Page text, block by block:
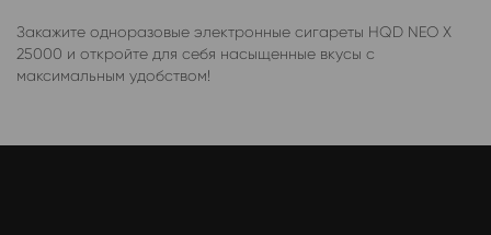
Закажите одноразовые электронные сигареты HQD NEO X
25000 и откройте для себя насыщенные вкусы с
максимальным удобством!